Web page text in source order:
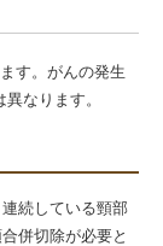
す。がんの発生
なります。
続している頸部
併切除が必要と